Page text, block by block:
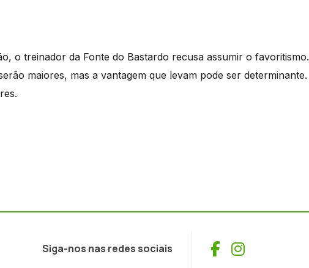
o treinador da Fonte do Bastardo recusa assumir o favoritismo.
maiores, mas a vantagem que levam pode ser determinante.
Siga-nos nas redes sociais Facebook
Instagram